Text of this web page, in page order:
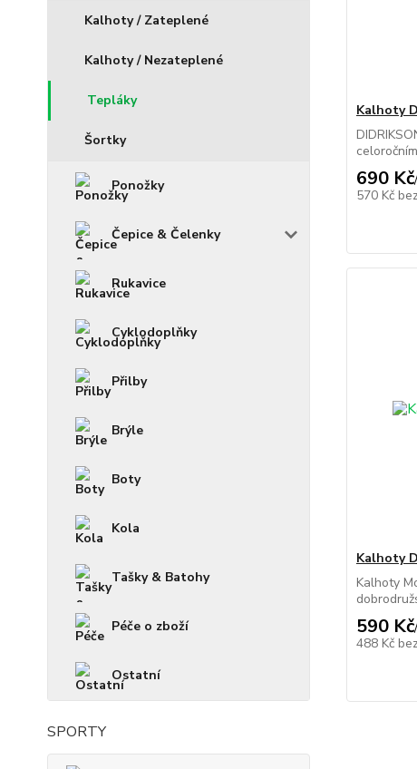
Kalhoty / Zateplené
Kalhoty / Nezateplené
Tepláky
Šortky
Ponožky
Čepice & Čelenky
Rukavice
Cyklodoplňky
Přilby
Brýle
Boty
Kola
Tašky & Batohy
Péče o zboží
Ostatní
SPORTY
Kalhoty
690 Kč/
570 Kč
Kalhoty
Kalhoty
590 Kč/
488 Kč